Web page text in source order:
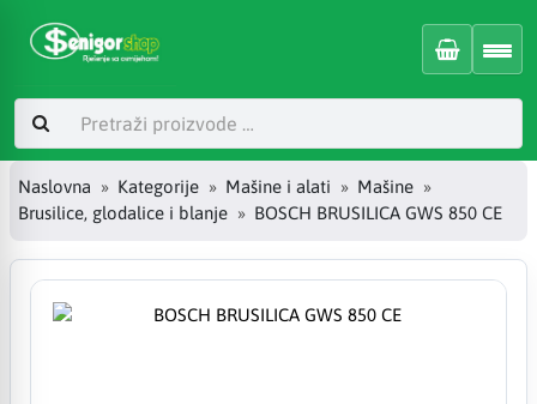
Naslovna Kategorije Mašine i alati
Mašine
Brusilice, glodalice i blanje
BOSCH BRUSILICA GWS 850 CE